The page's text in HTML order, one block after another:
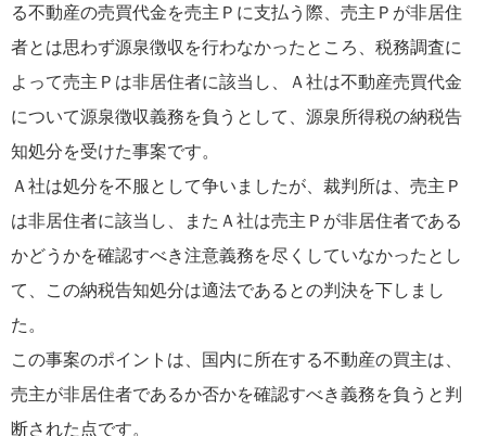
る不動産の売買代金を売主Ｐに支払う際、売主Ｐが非居住
者とは思わず源泉徴収を行わなかったところ、税務調査に
よって売主Ｐは非居住者に該当し、Ａ社は不動産売買代金
について源泉徴収義務を負うとして、源泉所得税の納税告
知処分を受けた事案です。
Ａ社は処分を不服として争いましたが、裁判所は、売主Ｐ
は非居住者に該当し、またＡ社は売主Ｐが非居住者である
かどうかを確認すべき注意義務を尽くしていなかったとし
て、この納税告知処分は適法であるとの判決を下しまし
た。
この事案のポイントは、国内に所在する不動産の買主は、
売主が非居住者であるか否かを確認すべき義務を負うと判
断された点です。